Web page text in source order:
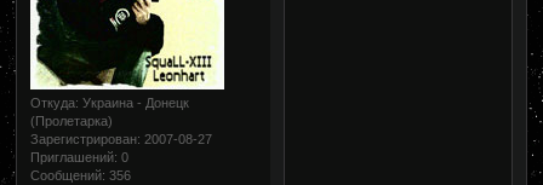
Откуда: Украина - Донецк
(Пролетарка)
Зарегистрирован: 2007-08-27
Приглашений: 0
Сообщений: 356